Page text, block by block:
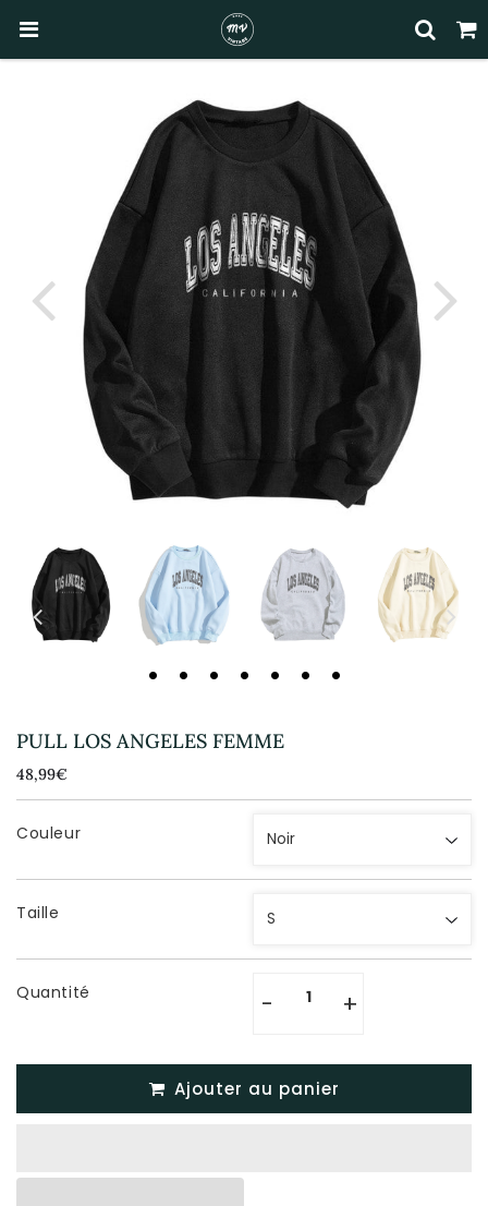
PULL LOS ANGELES FEMME
48,99€
Unit
price
Couleur
Taille
Quantité - +
Ajouter au panier